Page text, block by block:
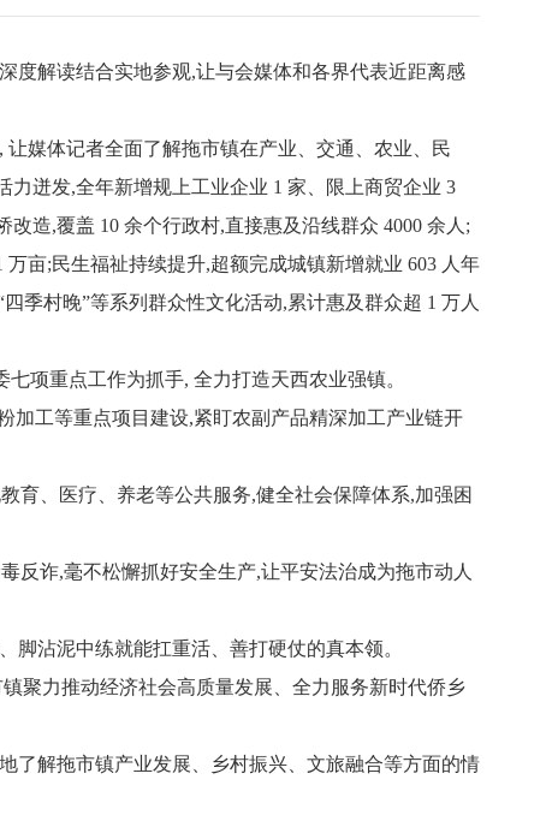
度解读结合实地参观,让与会媒体和各界代表近距离感
媒体记者全面了解拖市镇在产业、交通、农业、民
迸发,全年新增规上工业企业 1 家、限上商贸企业 3
造,覆盖 10 余个行政村,直接惠及沿线群众 4000 余人;
亩;民生福祉持续提升,超额完成城镇新增就业 603 人年
季村晚”等系列群众性文化活动,累计惠及群众超 1 万人
项重点工作为抓手, 全力打造天西农业强镇。
加工等重点项目建设,紧盯农副产品精深加工产业链开
育、医疗、养老等公共服务,健全社会保障体系,加强困
反诈,毫不松懈抓好安全生产,让平安法治成为拖市动人
脚沾泥中练就能扛重活、善打硬仗的真本领。
聚力推动经济社会高质量发展、全力服务新时代侨乡
了解拖市镇产业发展、乡村振兴、文旅融合等方面的情